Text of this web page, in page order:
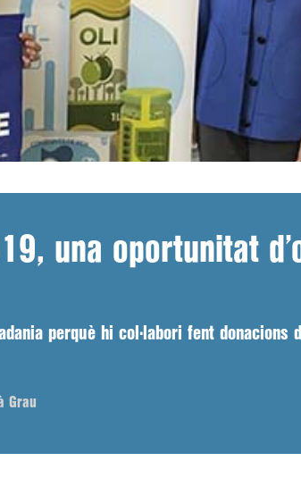
una oportunitat
perquè hi col·labori fent donacions
Grau